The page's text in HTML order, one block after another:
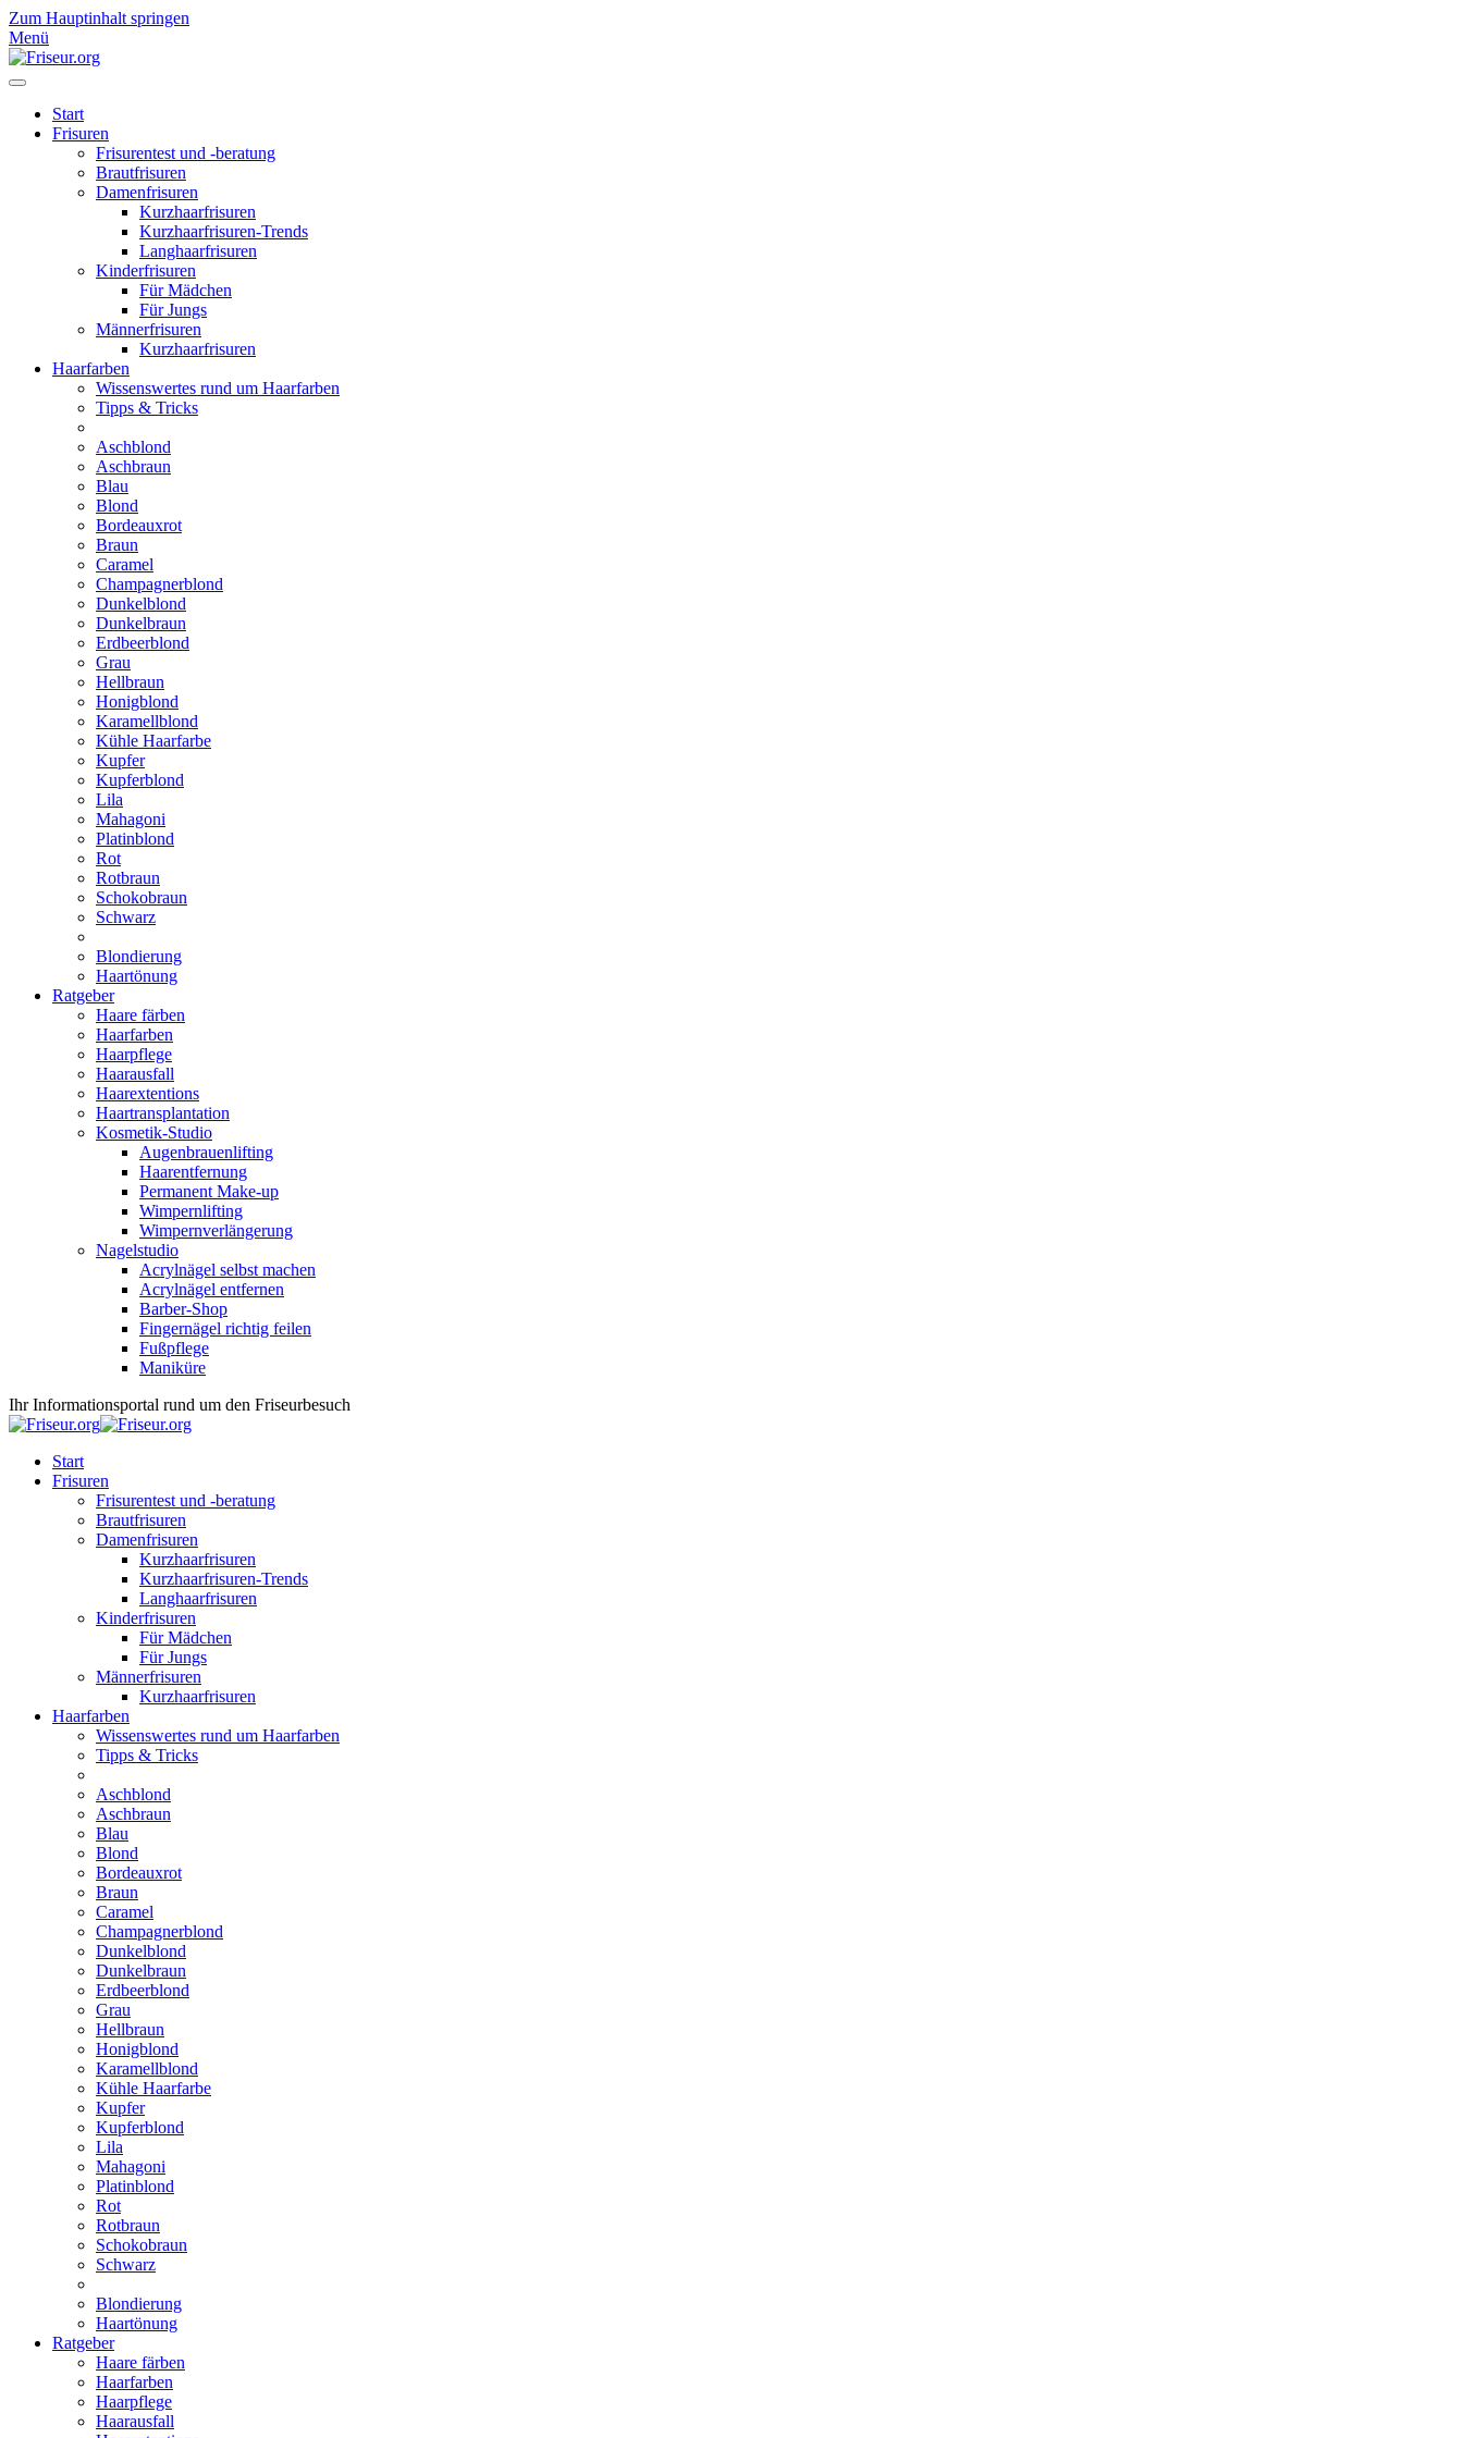
Zum Hauptinhalt springen
Menü
Start
Frisuren
Frisurentest und -beratung
Brautfrisuren
Damenfrisuren
Kurzhaarfrisuren
Kurzhaarfrisuren-Trends
Langhaarfrisuren
Kinderfrisuren
Für Mädchen
Für Jungs
Männerfrisuren
Kurzhaarfrisuren
Haarfarben
Wissenswertes rund um Haarfarben
Tipps & Tricks
Aschblond
Aschbraun
Blau
Blond
Bordeauxrot
Braun
Caramel
Champagnerblond
Dunkelblond
Dunkelbraun
Erdbeerblond
Grau
Hellbraun
Honigblond
Karamellblond
Kühle Haarfarbe
Kupfer
Kupferblond
Lila
Mahagoni
Platinblond
Rot
Rotbraun
Schokobraun
Schwarz
Blondierung
Haartönung
Ratgeber
Haare färben
Haarfarben
Haarpflege
Haarausfall
Haarextentions
Haartransplantation
Kosmetik-Studio
Augenbrauenlifting
Haarentfernung
Permanent Make-up
Wimpernlifting
Wimpernverlängerung
Nagelstudio
Acrylnägel selbst machen
Acrylnägel entfernen
Barber-Shop
Fingernägel richtig feilen
Fußpflege
Maniküre
Ihr Informationsportal rund um den Friseurbesuch
Start
Frisuren
Frisurentest und -beratung
Brautfrisuren
Damenfrisuren
Kurzhaarfrisuren
Kurzhaarfrisuren-Trends
Langhaarfrisuren
Kinderfrisuren
Für Mädchen
Für Jungs
Männerfrisuren
Kurzhaarfrisuren
Haarfarben
Wissenswertes rund um Haarfarben
Tipps & Tricks
Aschblond
Aschbraun
Blau
Blond
Bordeauxrot
Braun
Caramel
Champagnerblond
Dunkelblond
Dunkelbraun
Erdbeerblond
Grau
Hellbraun
Honigblond
Karamellblond
Kühle Haarfarbe
Kupfer
Kupferblond
Lila
Mahagoni
Platinblond
Rot
Rotbraun
Schokobraun
Schwarz
Blondierung
Haartönung
Ratgeber
Haare färben
Haarfarben
Haarpflege
Haarausfall